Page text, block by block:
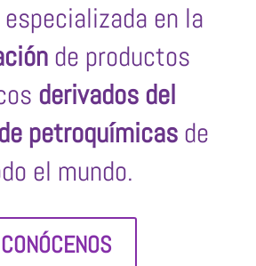
en la
de productos
derivados del
petroquímicasde
el mundo.
CONÓCENOS